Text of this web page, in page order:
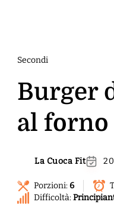
Secondi
Burger
al forno
La Cuoca Fit
Porzioni:6
Difficoltà: